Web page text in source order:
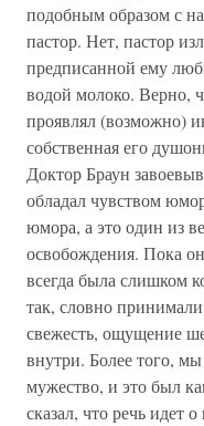
подобным образом с
пастор. Нет, пастор
предписанной ему
водой молоко. Верно,
проявлял (возможно)
собственная его
Доктор Браун
обладал чувством
юмора, а это один из
освобождения. Пока
всегда была слишком
так, словно
свежесть, ощущение
внутри. Более того,
мужество, и это был
сказал, что речь идет